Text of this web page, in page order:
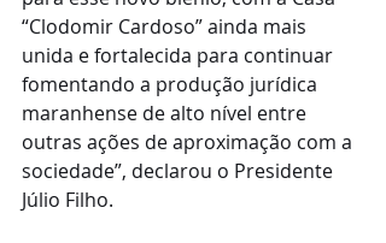
“Clodomir Cardoso” ainda mais
unida e fortalecida para continuar
fomentando a produção jurídica
maranhense de alto nível entre
outras ações de aproximação com a
sociedade”, declarou o Presidente
Júlio Filho.